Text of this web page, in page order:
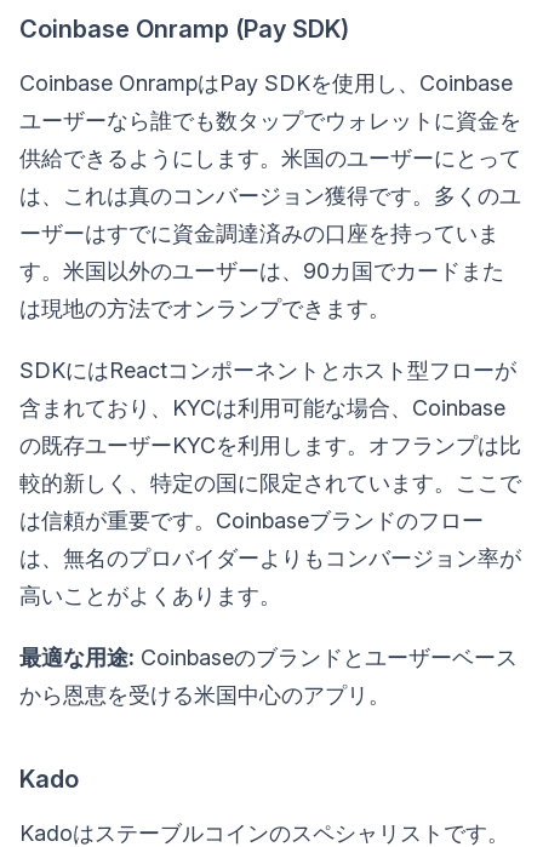
Coinbase Onramp (Pay SDK)
Coinbase OnrampはPay SDKを使用し、Coinbase
ユーザーなら誰でも数タップでウォレットに資金を
供給できるようにします。米国のユーザーにとって
は、これは真のコンバージョン獲得です。多くのユ
ーザーはすでに資金調達済みの口座を持っていま
す。米国以外のユーザーは、90カ国でカードまた
は現地の方法でオンランプできます。
SDKにはReactコンポーネントとホスト型フローが
含まれており、KYCは利用可能な場合、Coinbase
の既存ユーザーKYCを利用します。オフランプは比
較的新しく、特定の国に限定されています。ここで
は信頼が重要です。Coinbaseブランドのフロー
は、無名のプロバイダーよりもコンバージョン率が
高いことがよくあります。
最適な用途: Coinbaseのブランドとユーザーベース
から恩恵を受ける米国中心のアプリ。
Kado
Kadoはステーブルコインのスペシャリストです。